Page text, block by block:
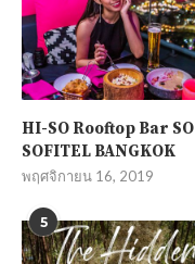
HI-SO Rooftop Bar SO
SOFITEL BANGKOK
พฤศจิกายน 16, 2019
5